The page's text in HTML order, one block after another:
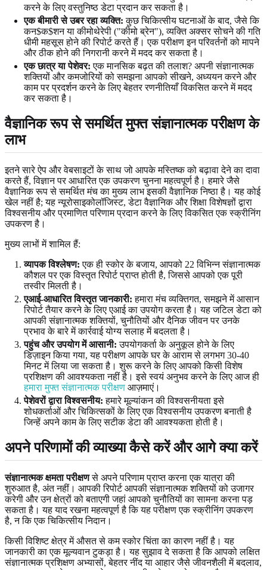
करने के लिए वस्तुनिष्ठ डेटा प्रदान कर सकता है।
एक बीमारी से उबर रहा व्यक्ति: कुछ चिकित्सीय घटनाओं के बाद, जैसे कि
कन$क$शन या कीमोथेरेपी ("कीमो ब्रेन"), व्यक्ति अक्सर सोचने की गति
धीमी महसूस होने की रिपोर्ट करते हैं। एक परीक्षण इन परिवर्तनों को मापने
और ठीक होने की निगरानी करने में मदद कर सकता है।
एक छात्र या पेशेवर: एक मानसिक बढ़त की तलाश? अपनी संज्ञानात्मक
शक्तियों और कमजोरियों को समझना आपको सीखने, अध्ययन करने और
काम पर प्रदर्शन करने के लिए बेहतर रणनीतियाँ विकसित करने में मदद
कर सकता है।
वैज्ञानिक रूप से समर्थित मुफ्त संज्ञानात्मक परीक्षण के
लाभ
इतने सारे ऐप और वेबसाइटों के साथ जो आपके मस्तिष्क को बढ़ावा देने का दावा
करते हैं, विज्ञान पर आधारित एक उपकरण चुनना महत्वपूर्ण है। हमारे जैसे
वैज्ञानिक रूप से समर्थित मंच का मुख्य लाभ इसकी वैज्ञानिक निष्ठा है। यह कोई
खेल नहीं है; यह न्यूरोसाइकोलॉजिस्ट, डेटा वैज्ञानिक और शिक्षा विशेषज्ञों द्वारा
विश्वसनीय और प्रमाणित परिणाम प्रदान करने के लिए विकसित एक स्क्रीनिंग
उपकरण है।
मुख्य लाभों में शामिल हैं:
व्यापक विश्लेषण: एक ही स्कोर के बजाय, आपको 22 विभिन्न संज्ञानात्मक
कौशल पर एक विस्तृत रिपोर्ट प्राप्त होती है, जिससे आपको एक पूरी
तस्वीर मिलती है।
एआई-आधारित विस्तृत जानकारी: हमारा मंच व्यक्तिगत, समझने में आसान
रिपोर्ट तैयार करने के लिए एआई का उपयोग करता है। यह जटिल डेटा को
आपकी संज्ञानात्मक शक्तियों, चुनौतियों और दैनिक जीवन पर उनके
प्रभाव के बारे में कार्रवाई योग्य सलाह में बदलता है।
पहुंच और उपयोग में आसानी: उपयोगकर्ता के अनुकूल होने के लिए
डिज़ाइन किया गया, यह परीक्षण आपके घर के आराम से लगभग 30-40
मिनट में लिया जा सकता है। शुरू करने के लिए आपको किसी विशेष
प्रशिक्षण की आवश्यकता नहीं है। इसे स्वयं अनुभव करने के लिए आज ही
हमारा मुफ्त संज्ञानात्मक परीक्षण आज़माएं।
पेशेवरों द्वारा विश्वसनीय: हमारे मूल्यांकन की विश्वसनीयता इसे
शोधकर्ताओं और चिकित्सकों के लिए एक विश्वसनीय उपकरण बनाती है
जिन्हें अपने काम के लिए सटीक डेटा की आवश्यकता होती है।
अपने परिणामों की व्याख्या कैसे करें और आगे क्या करें
संज्ञानात्मक क्षमता परीक्षणसे अपने परिणाम प्राप्त करना एक यात्रा की
शुरुआत है, अंत नहीं। आपकी रिपोर्ट आपकी संज्ञानात्मक शक्तियों को उजागर
करेगी और उन क्षेत्रों को बताएगी जहां आपको चुनौतियों का सामना करना पड़
सकता है। यह याद रखना महत्वपूर्ण है कि यह परीक्षण एक स्क्रीनिंग उपकरण
है, न कि एक चिकित्सीय निदान।
किसी विशिष्ट क्षेत्र में औसत से कम स्कोर चिंता का कारण नहीं है। यह
जानकारी का एक मूल्यवान टुकड़ा है। यह सुझाव दे सकता है कि आपको लक्षित
संज्ञानात्मक प्रशिक्षण अभ्यासों, बेहतर नींद या आहार जैसे जीवनशैली में बदलाव,